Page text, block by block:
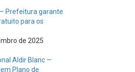
Prefeitura garante
para os
de 2025
Aldir Blanc —
Plano de